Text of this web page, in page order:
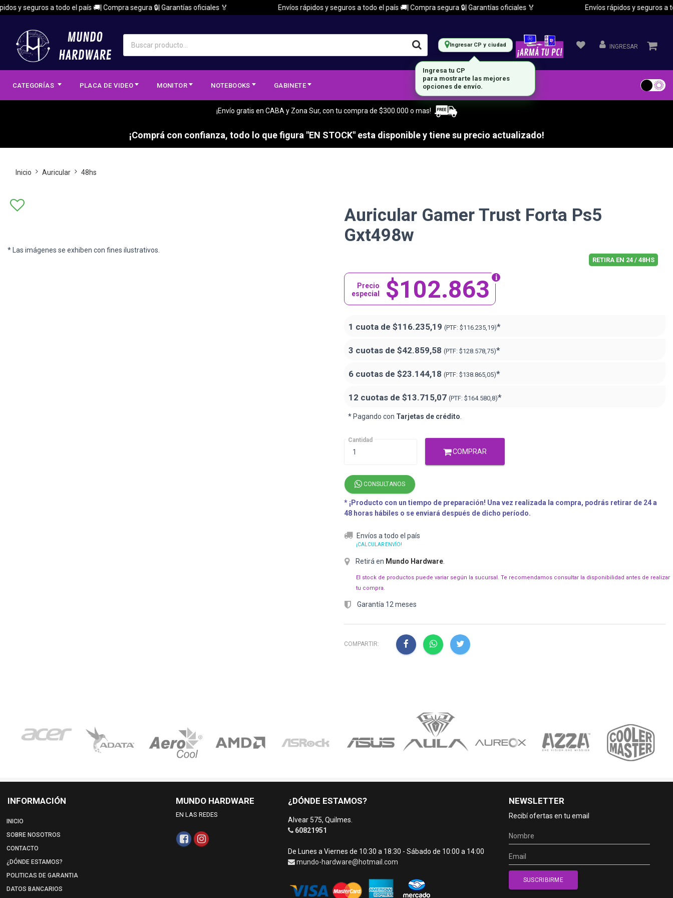
y seguros a todo el país 🚚| Compra segura 🔒| Garantías oficiales 🏅 Envíos rápidos y seguros a todo el país 🚚| Compra segura 🔒| Garantías oficiales 🏅 Envíos rápidos y seguros a
Ingresar CP y ciudad INGRESAR
CATEGORÍAS PLACA DE VIDEO MONITOR NOTEBOOKS GABINETE
¡Envío gratis en CABA y Zona Sur, con tu compra de $300.000 o mas!
¡Comprá con confianza, todo lo que figura "EN STOCK" esta disponible y tiene su precio actualizado!
Inicio Auricular 48hs
* Las imágenes se exhiben con fines ilustrativos.
Auricular Gamer Trust Forta Ps5
Gxt498w
RETIRA EN 24 / 48HS
$102.863
Precio
especial
1 cuota de $116.235,19 (PTF: $116.235,19)*
3 cuotas de $42.859,58 (PTF: $128.578,75)*
6 cuotas de $23.144,18 (PTF: $138.865,05)*
12 cuotas de $13.715,07 (PTF: $164.580,8)*
* Pagando con Tarjetas de crédito
Cantidad
COMPRAR
CONSULTANOS
* ¡Producto con un tiempo de preparación! Una vez realizada la compra, podrás retirar de 24 a
48 horas hábiles o se enviará después de dicho período.
Envíos a todo el país
¡CALCULAR ENVÍO!
Retirá en Mundo Hardware
El stock de productos puede variar según la sucursal. Te recomendamos consultar la disponibilidad antes de realizar
tu compra.
Garantía 12 meses
COMPARTIR:
INFORMACIÓN
INICIO
SOBRE NOSOTROS
CONTACTO
¿DÓNDE ESTAMOS?
POLITICAS DE GARANTIA
DATOS BANCARIOS
MUNDO HARDWARE
EN LAS REDES
¿DÓNDE ESTAMOS?
Alvear 575, Quilmes.
60821951
De Lunes a Viernes de 10:30 a 18:30 - Sábado de 10:00 a 14:00
mundo-hardware@hotmail.com
NEWSLETTER
Recibí ofertas en tu email
Ingresa tu CP
para mostrarte las mejores
opciones de envío.